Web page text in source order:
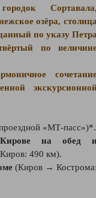
озёра,
по указу
по
«МТ-пасс»)*.
на обед
490 км).
(Киров →